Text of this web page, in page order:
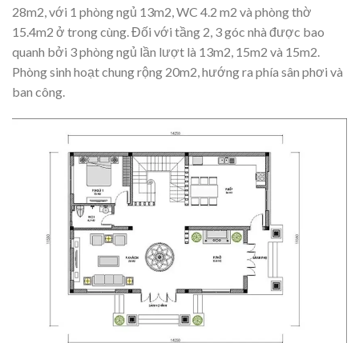
28m2, với 1 phòng ngủ 13m2, WC 4.2 m2 và phòng thờ
15.4m2 ở trong cùng. Đối với tầng 2, 3 góc nhà được bao
quanh bởi 3 phòng ngủ lần lượt là 13m2, 15m2 và 15m2.
Phòng sinh hoạt chung rộng 20m2, hướng ra phía sân phơi và
ban công.